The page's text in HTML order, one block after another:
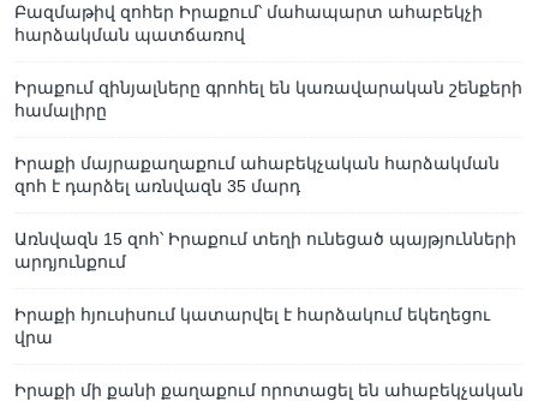
Բազմաթիվ զոհեր Իրաքում՝ մահապարտ ահաբեկչի
հարձակման պատճառով
Իրաքում զինյալները գրոհել են կառավարական շենքերի
համալիրը
Իրաքի մայրաքաղաքում ահաբեկչական հարձակման
զոհ է դարձել առնվազն 35 մարդ
Առնվազն 15 զոհ՝ Իրաքում տեղի ունեցած պայթյունների
արդյունքում
Իրաքի հյուսիսում կատարվել է հարձակում եկեղեցու
վրա
Իրաքի մի քանի քաղաքում որոտացել են ահաբեկչական